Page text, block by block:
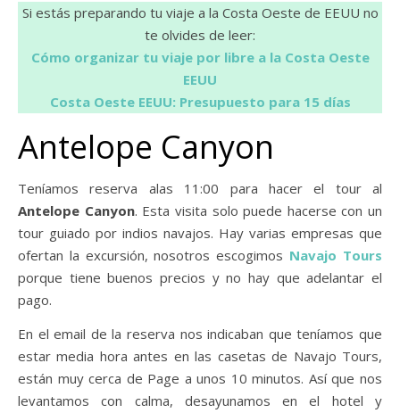
Si estás preparando tu viaje a la Costa Oeste de EEUU no
te olvides de leer:
Cómo organizar tu viaje por libre a la Costa Oeste
EEUU
Costa Oeste EEUU: Presupuesto para 15 días
Antelope Canyon
Teníamos reserva alas 11:00 para hacer el tour al
Antelope Canyon. Esta visita solo puede hacerse con un
tour guiado por indios navajos. Hay varias empresas que
ofertan la excursión, nosotros escogimos Navajo Tours
porque tiene buenos precios y no hay que adelantar el
pago.
En el email de la reserva nos indicaban que teníamos que
estar media hora antes en las casetas de Navajo Tours,
están muy cerca de Page a unos 10 minutos. Así que nos
levantamos con calma, desayunamos en el hotel y